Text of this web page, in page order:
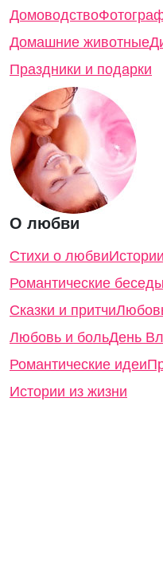
Домоводство
Домашние животные
Праздники и подарки
О любви
Стихи о любви
Романтические беседы
Сказки и притчи
Любовь и больДень
Романтические идеи
Истории из жизни